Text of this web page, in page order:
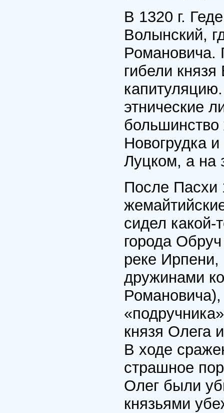
В 1320 г.
Волынский,
Романовича.
гибели
этнические
Новогрудка
Луцком, а на
После Пасхи
сидел какой-
города
реке Ирпени,
дружинами
князя Олега
В ходе
страшное
Олег были
князьями